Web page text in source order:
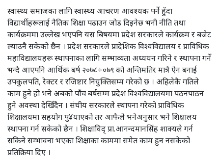
स्वास्थ्य समाजका लागि स्वास्थ्य आचरण आवश्यक पर्ने हुँदा
विद्यार्थीहरूलाई नैतिक शिक्षा पढाउन जोड दिइनेछ भनी नीति तथा
कार्यक्रममा उल्लेख भएपनि यस बिषयमा प्रदेश सरकारले कार्यक्रम र बजेट
ल्याउनै सकेको छैन । प्रदेश सरकारले प्रादेशिक विश्वविद्यालय र प्राविधिक
महाविद्यालयहरू स्थापनाका लागि सम्भाव्यता अध्ययन गरिने र स्थापना गर्ने
भन्दै आएपनि आर्थिक बर्ष २०७८÷०७९ को अन्तिमतिर मात्रै ऐन बनाई
उपकुलपति, रेक्टर र रजिष्टार नियुक्तिसम्म गरेको छ । अहिलेकै गतिले
काम हुने हो भने अबको पाँच बर्षसम्म प्रदेश विश्वविद्यालयमा पठनपाठन
हुने अवस्था देखिँदैन । संघीय सरकारले स्थापना गरेको प्राविधिक
शिक्षालयमा सहयोग पु¥याएको तर आफैले भनेअनुसार भने शिक्षालय
स्थापना गर्न सकेको छैन । शिक्षाविद् प्रा.आनन्दमानसिंह शाक्यले गर्न
सकिने सम्भावना भएका शिक्षाका काममा समेत काम हुन नसकेको
प्रतिक्रिया दिए ।